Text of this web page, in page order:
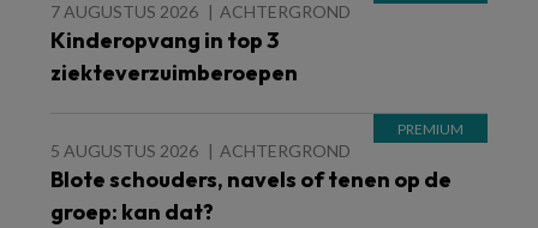
7 AUGUSTUS 2026 ACHTERGROND
Kinderopvang in top 3
ziekteverzuimberoepen
5 AUGUSTUS 2026 ACHTERGROND
Blote schouders, navels of tenen op de
groep: kan dat?